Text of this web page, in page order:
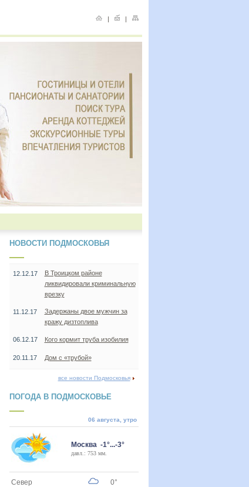
| |
НОВОСТИ ПОДМОСКОВЬЯ
12.12.17
В Троицком районе
ликвидировали криминальную
врезку
11.12.17
Задержаны двое мужчин за
кражу дизтоплива
06.12.17 Кого кормит труба изобилия
20.11.17 Дом с «трубой»
все новости Подмосковья
ПОГОДА В ПОДМОСКОВЬЕ
06 августа, утро
Москва -1°...-3°
давл.: 753 мм.
Север
0°